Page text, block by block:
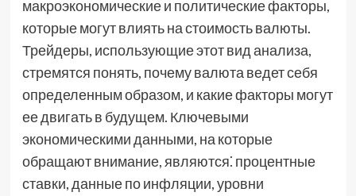
макроэкономические и политические факторы,
которые могут влиять на стоимость валюты.
Трейдеры, использующие этот вид анализа,
стремятся понять, почему валюта ведет себя
определенным образом, и какие факторы могут
ее двигать в будущем. Ключевыми
экономическими данными, на которые
обращают внимание, являются⁚ процентные
ставки, данные по инфляции, уровни